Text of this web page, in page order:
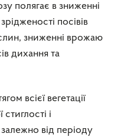
полягає в зниженні
посівів
зниженні врожаю
дихання та
всієї вегетації
і
від періоду